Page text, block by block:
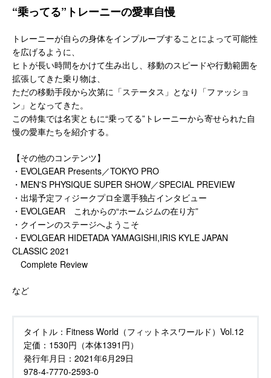
“乗ってる”トレーニーの愛車自慢
トレーニーが自らの身体をインプルーブすることによって可能性
を広げるように、
ヒトが長い時間をかけて生み出し、移動のスピードや行動範囲を
拡張してきた乗り物は、
ただの移動手段から次第に「ステータス」となり「ファッショ
ン」となってきた。
この特集では名実ともに“乗ってる”トレーニーから寄せられた自
慢の愛車たちを紹介する。
【その他のコンテンツ】
・EVOLGEAR Presents／TOKYO PRO
・MEN'S PHYSIQUE SUPER SHOW／SPECIAL PREVIEW
・出場予定フィジークプロ全選手独占インタビュー
・EVOLGEAR これからの“ホームジムの在り方”
・クイーンのステージへようこそ
・EVOLGEAR HIDETADA YAMAGISHI,IRIS KYLE JAPAN
CLASSIC 2021
Complete Review
など
タイトル： Fitness World（フィットネスワールド）Vol.12
定価： 1530円（本体1391円）
発行年月日： 2021年6月29日
978-4-7770-2593-0